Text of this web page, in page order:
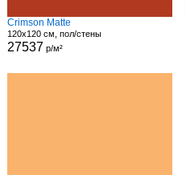
Crimson Matte
120x120 см, пол/стены
27537 р/м²